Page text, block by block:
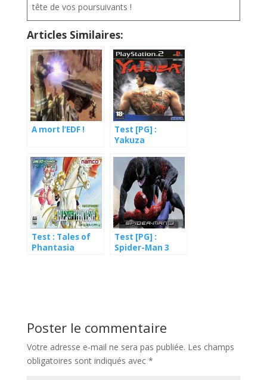
tête de vos poursuivants !
Articles Similaires:
A mort l’EDF !
Test [PG] :
Yakuza
Test : Tales of
Phantasia
Test [PG] :
Spider-Man 3
Poster le commentaire
Votre adresse e-mail ne sera pas publiée. Les champs
obligatoires sont indiqués avec *